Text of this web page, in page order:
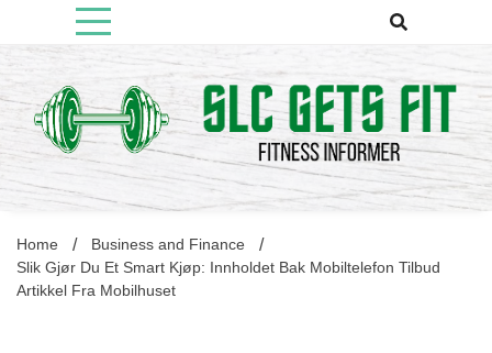
content
Slcgetsfit
Fitness Informer
Home
Business and Finance
Slik Gjør Du Et Smart Kjøp: Innholdet Bak Mobiltelefon Tilbud
Artikkel Fra Mobilhuset